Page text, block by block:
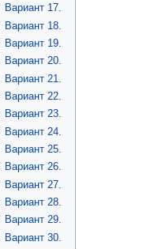
Вариант 17.
Вариант 18.
Вариант 19.
Вариант 20.
Вариант 21.
Вариант 22.
Вариант 23.
Вариант 24.
Вариант 25.
Вариант 26.
Вариант 27.
Вариант 28.
Вариант 29.
Вариант 30.